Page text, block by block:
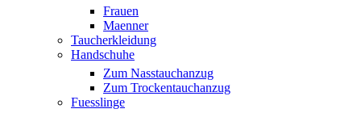
Frauen
Maenner
Taucherkleidung
Handschuhe
Zum Nasstauchanzug
Zum Trockentauchanzug
Fuesslinge